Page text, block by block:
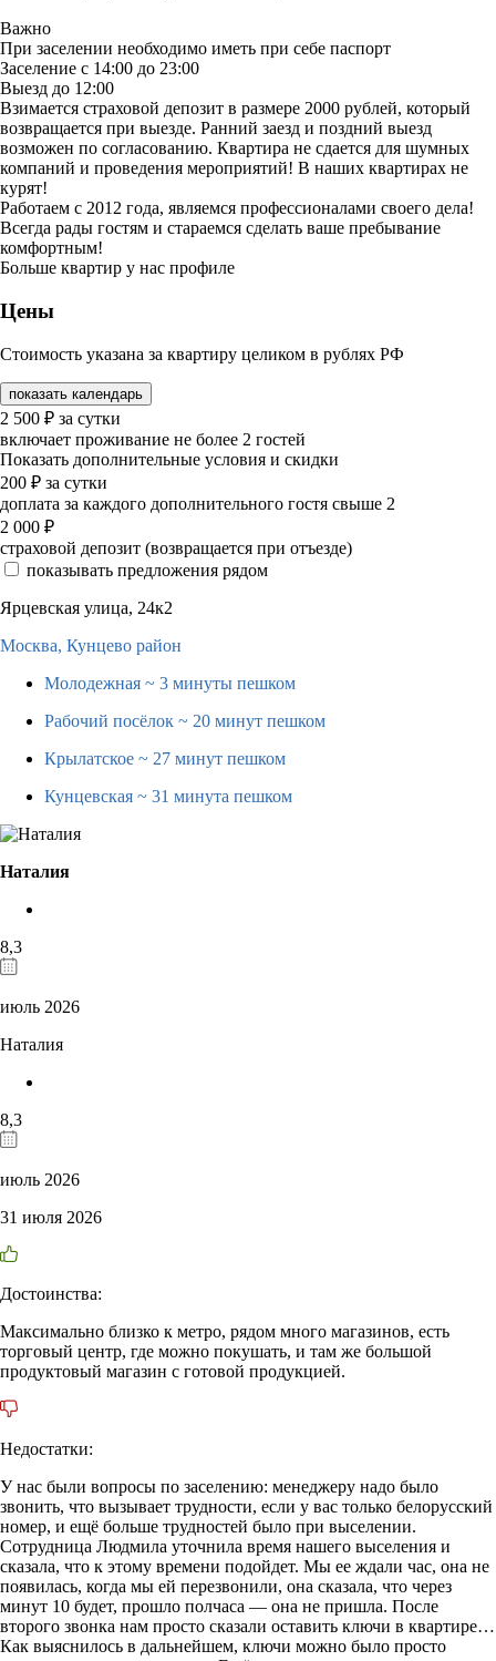
Важно
При заселении необходимо иметь при себе паспорт
Заселение с 14:00 до 23:00
Выезд до 12:00
Взимается страховой депозит в размере 2000 рублей, который
возвращается при выезде. Ранний заезд и поздний выезд
возможен по согласованию. Квартира не сдается для шумных
компаний и проведения мероприятий! В наших квартирах не
курят!
Работаем с 2012 года, являемся профессионалами своего дела!
Всегда рады гостям и стараемся сделать ваше пребывание
комфортным!
Больше квартир у нас профиле
Цены
Стоимость указана за квартиру целиком в рублях РФ
показать календарь
2 500 ₽ за сутки
включает проживание не более 2 гостей
Показать дополнительные условия и скидки
200 ₽ за сутки
доплата за каждого дополнительного гостя свыше 2
2 000 ₽
страховой депозит (возвращается при отъезде)
показывать предложения рядом
Ярцевская улица, 24к2
Москва, Кунцево район
Молодежная ~ 3 минуты пешком
Рабочий посёлок ~ 20 минут пешком
Крылатское ~ 27 минут пешком
Кунцевская ~ 31 минута пешком
Наталия
8,3
июль 2026
Наталия
8,3
июль 2026
31 июля 2026
Достоинства:
Максимально близко к метро, рядом много магазинов, есть
торговый центр, где можно покушать, и там же большой
продуктовый магазин с готовой продукцией.
Недостатки:
У нас были вопросы по заселению: менеджеру надо было
звонить, что вызывает трудности, если у вас только белорусский
номер, и ещё больше трудностей было при выселении.
Сотрудница Людмила уточнила время нашего выселения и
сказала, что к этому времени подойдет. Мы ее ждали час, она не
появилась, когда мы ей перезвонили, она сказала, что через
минут 10 будет, прошло полчаса — она не пришла. После
второго звонка нам просто сказали оставить ключи в квартире…
Как выяснилось в дальнейшем, ключи можно было просто